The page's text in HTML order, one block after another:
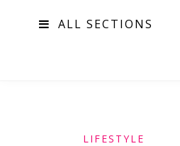
ALL SECTIONS
LIFESTYLE